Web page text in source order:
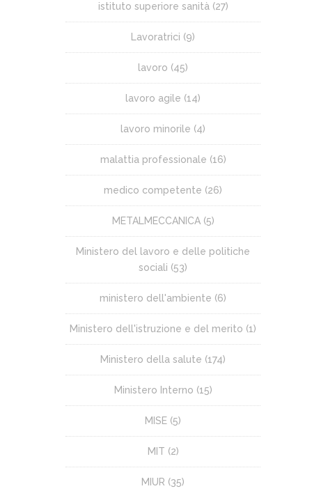
istituto superiore sanità(27)
Lavoratrici (9)
lavoro (45)
lavoro agile (14)
lavoro minorile (4)
malattia professionale (16)
medico competente (26)
METALMECCANICA(5)
Ministero del lavoro e delle politiche
sociali (53)
ministero dell'ambiente (6)
Ministero dell'istruzione e del merito (1)
Ministero della salute (174)
Ministero Interno (15)
MISE (5)
MIT (2)
MIUR (35)